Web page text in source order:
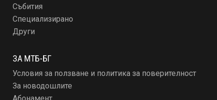
Събития
Специализирано
Други
ЗА МТБ-БГ
Условия за ползване и политика за поверителност
За новодошлите